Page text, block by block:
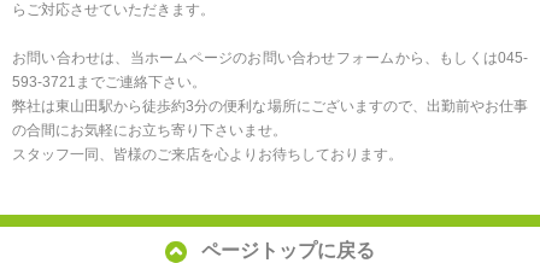
らご対応させていただきます。
お問い合わせは、当ホームページのお問い合わせフォームから、もしくは045-
593-3721までご連絡下さい。
弊社は東山田駅から徒歩約3分の便利な場所にございますので、出勤前やお仕事
の合間にお気軽にお立ち寄り下さいませ。
スタッフ一同、皆様のご来店を心よりお待ちしております。
ページトップに戻る